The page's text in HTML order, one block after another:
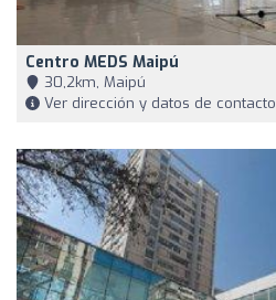
Centro MEDS Maipú
30,2km, Maipú
Ver dirección y datos de contacto